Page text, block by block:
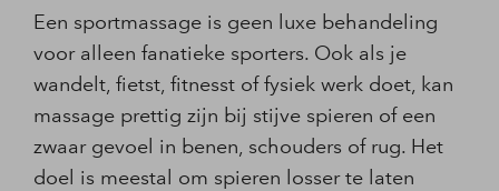
Een sportmassage is geen luxe behandeling
voor alleen fanatieke sporters. Ook als je
wandelt, fietst, fitnesst of fysiek werk doet, kan
massage prettig zijn bij stijve spieren of een
zwaar gevoel in benen, schouders of rug. Het
doel is meestal om spieren losser te laten